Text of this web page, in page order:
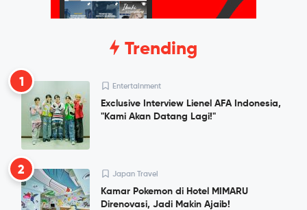
Trending
1 Entertainment
Exclusive Interview Lienel AFA Indonesia,
"Kami Akan Datang Lagi!"
2 Japan Travel
Kamar Pokemon di Hotel MIMARU
Direnovasi, Jadi Makin Ajaib!